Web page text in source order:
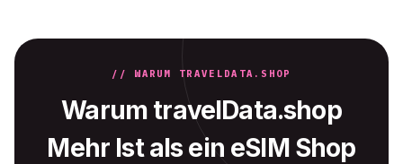
// WARUM TRAVELDATA.SHOP
Warum travelData.shop
Mehr Ist als ein eSIM Shop